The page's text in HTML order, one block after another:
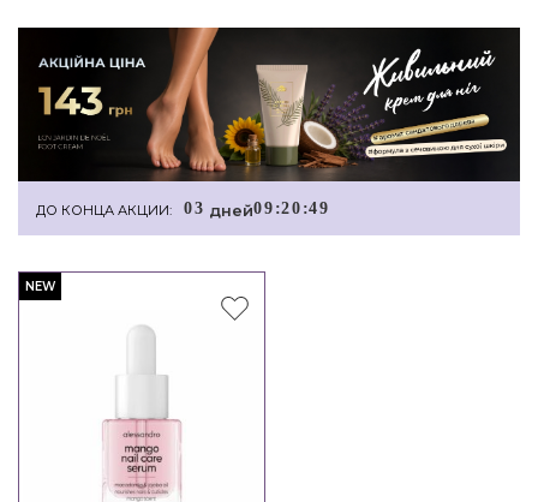
ДО КОНЦА АКЦИИ: 03 дней09 :20 :49
NEW